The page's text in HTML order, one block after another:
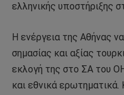
ελληνικής υποστήριξης
Η ενέργεια της Αθήνας
σημασίας και αξίας
εκλογή της στο ΣΑ του
και εθνικά